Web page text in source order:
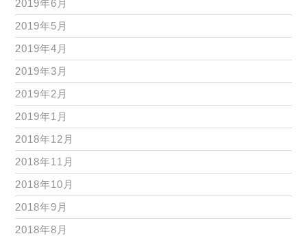
2019年6月
2019年5月
2019年4月
2019年3月
2019年2月
2019年1月
2018年12月
2018年11月
2018年10月
2018年9月
2018年8月